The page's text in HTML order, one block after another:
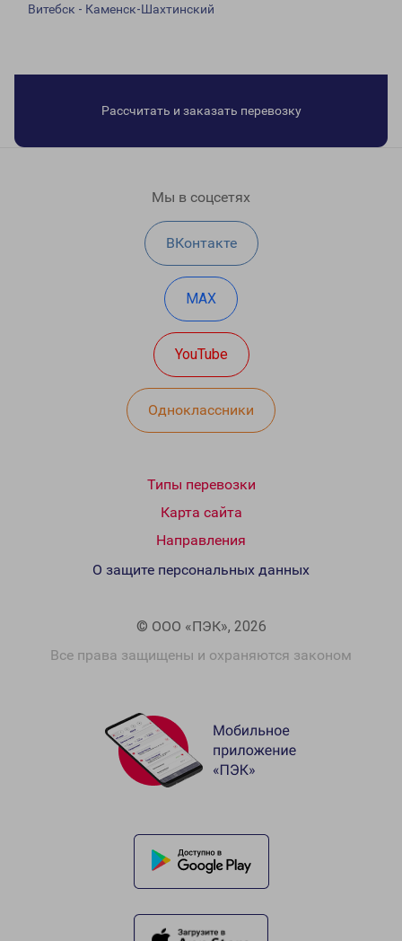
Витебск - Каменск-Шахтинский
Рассчитать и заказать перевозку
Мы в соцсетях
ВКонтакте
MAX
YouTube
Одноклассники
Типы перевозки
Карта сайта
Направления
© ООО «ПЭК», 2026
Все права защищены и охраняются законом
О защите персональных данных